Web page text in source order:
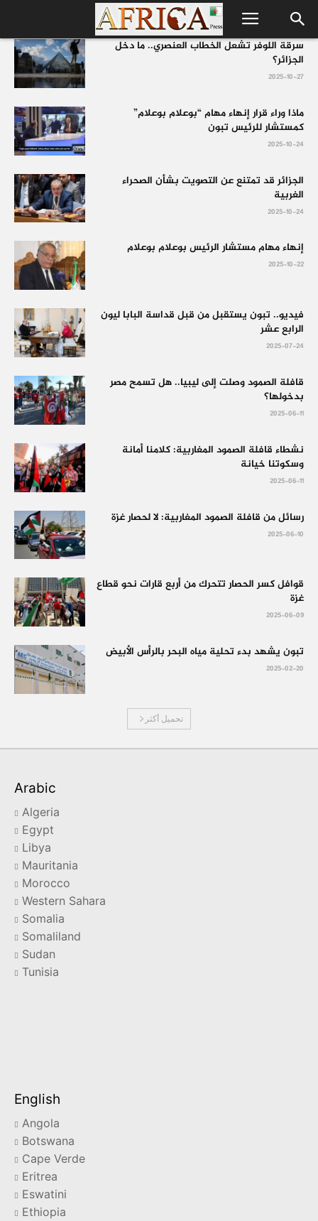
سرقة اللوفر تشعل الخطاب العنصري.. ما دخل
الجزائر؟
2025-10-27
ماذا وراء قرار إنهاء مهام “بوعلام بوعلام”
كمستشار للرئيس تبون
2025-10-24
الجزائر قد تمتنع عن التصويت بشأن الصحراء
الغربية
2025-10-24
إنهاء مهام مستشار الرئيس بوعلام بوعلام
2025-10-22
فيديو.. تبون يستقبل من قبل قداسة البابا ليون
الرابع عشر
2025-07-24
قافلة الصمود وصلت إلى ليبيا.. هل تسمح مصر
بدخولها؟
2025-06-11
نشطاء قافلة الصمود المغاربية: كلامنا أمانة
وسكوتنا خيانة
2025-06-11
رسائل من قافلة الصمود المغاربية: لا لحصار غزة
2025-06-10
قوافل كسر الحصار تتحرك من أربع قارات نحو قطاع
غزة
2025-06-09
تبون يشهد بدء تحلية مياه البحر بالرأس الأبيض
2025-02-20
تحميل أكثر
Arabic
Algeria
Egypt
Libya
Mauritania
Morocco
Western Sahara
Somalia
Somaliland
Sudan
Tunisia
English
Angola
Botswana
Cape Verde
Eritrea
Eswatini
Ethiopia